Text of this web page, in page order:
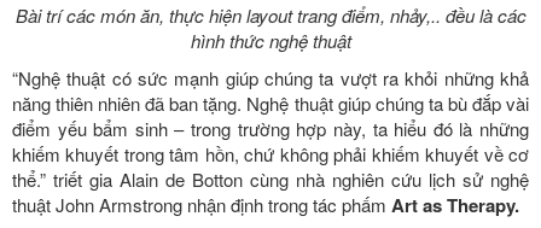
Bài trí các món ăn, thực hiện layout trang điểm, nhảy,.. đều là các
hình thức nghệ thuật
“Nghệ thuật có sức mạnh giúp chúng ta vượt ra khỏi những khả
năng thiên nhiên đã ban tặng. Nghệ thuật giúp chúng ta bù đắp vài
điểm yếu bẩm sinh – trong trường hợp này, ta hiểu đó là những
khiếm khuyết trong tâm hồn, chứ không phải khiếm khuyết về cơ
thể.” triết gia Alain de Botton cùng nhà nghiên cứu lịch sử nghệ
thuật John Armstrong nhận định trong tác phấm Art as Therapy.